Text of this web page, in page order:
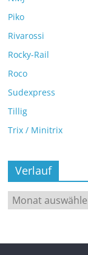
Piko
Rivarossi
Rocky-Rail
Roco
Sudexpress
Tillig
Trix / Minitrix
Verlauf